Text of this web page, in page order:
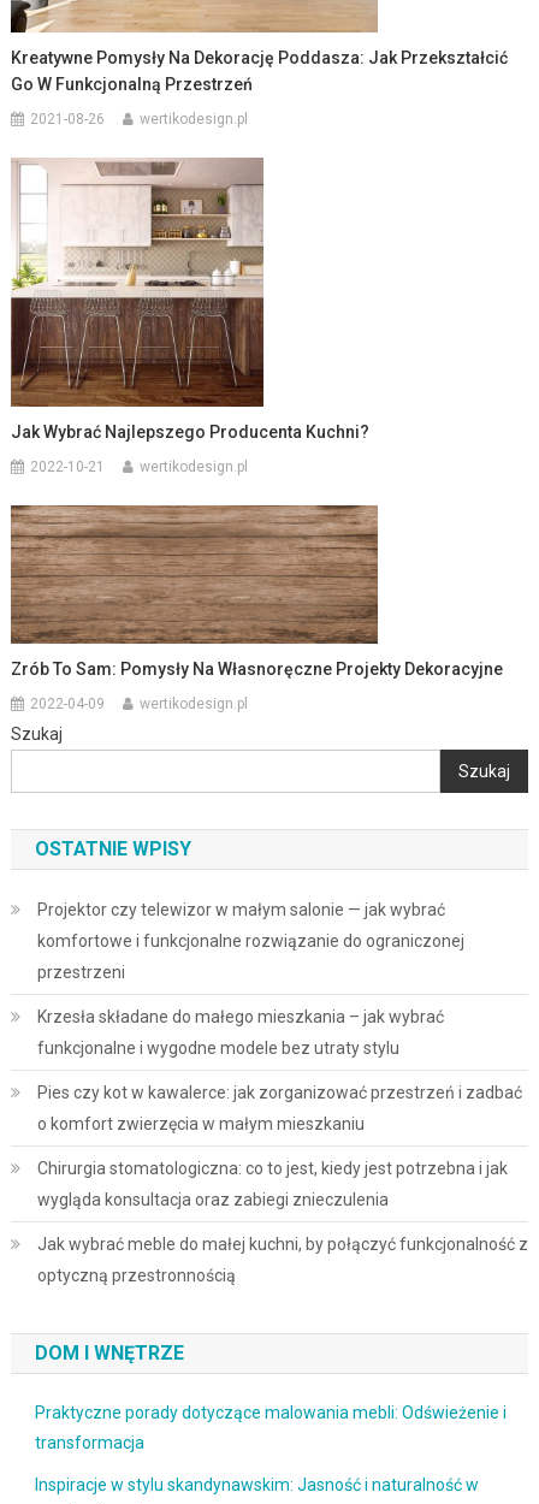
Kreatywne Pomysły Na Dekorację Poddasza: Jak Przekształcić
Go W Funkcjonalną Przestrzeń
2021-08-26 wertikodesign.pl
Jak Wybrać Najlepszego Producenta Kuchni?
2022-10-21 wertikodesign.pl
Zrób To Sam: Pomysły Na Własnoręczne Projekty Dekoracyjne
2022-04-09 wertikodesign.pl
Szukaj
Szukaj
OSTATNIE WPISY
Projektor czy telewizor w małym salonie — jak wybrać
komfortowe i funkcjonalne rozwiązanie do ograniczonej
przestrzeni
Krzesła składane do małego mieszkania – jak wybrać
funkcjonalne i wygodne modele bez utraty stylu
Pies czy kot w kawalerce: jak zorganizować przestrzeń i zadbać
o komfort zwierzęcia w małym mieszkaniu
Chirurgia stomatologiczna: co to jest, kiedy jest potrzebna i jak
wygląda konsultacja oraz zabiegi znieczulenia
Jak wybrać meble do małej kuchni, by połączyć funkcjonalność z
optyczną przestronnością
DOM I WNĘTRZE
Praktyczne porady dotyczące malowania mebli: Odświeżenie i
transformacja
Inspiracje w stylu skandynawskim: Jasność i naturalność w